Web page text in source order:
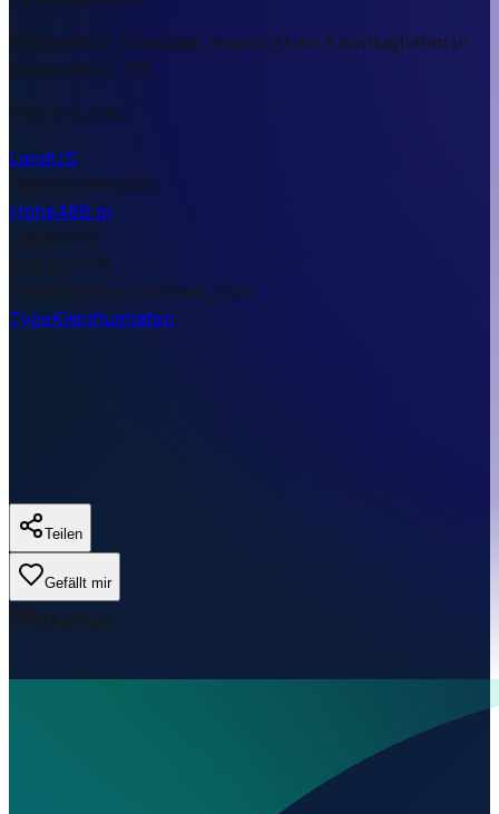
Elizabethton Municipal Airport ist ein Kleinflughafen in
Elizabethton, US.
486 m ü. NN.
LandUS
StadtElizabethton
Höhe486 m
Lat36.3712
Lng-82.1733
TimezoneAmerica/New_York
TypeKleinflughafen
Teilen
Gefällt mir
0Aufrufe